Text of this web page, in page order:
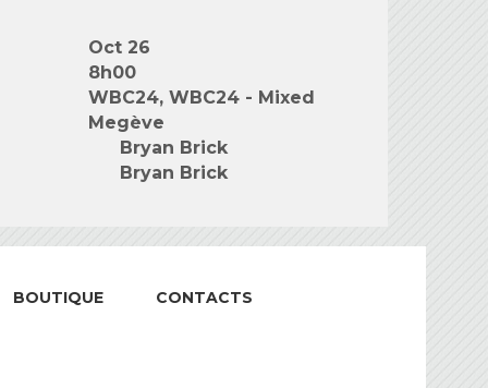
Oct 26
8h00
WBC24, WBC24 - Mixed
Megève
Bryan Brick
Bryan Brick
BOUTIQUE CONTACTS